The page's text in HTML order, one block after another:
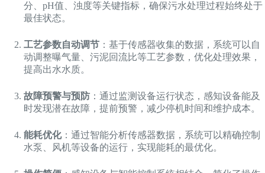
分、pH值、浊度等关键指标，确保污水处理过程始终处于
最佳状态。
工艺参数自动调节 ：基于传感器收集的数据，系统可以自
动调整曝气量、污泥回流比等工艺参数，优化处理效果，
提高出水水质。
故障预警与预防 ：通过监测设备运行状态，感知设备能及
时发现潜在故障，提前预警，减少停机时间和维护成本。
能耗优化：通过智能分析传感器数据，系统可以精确控制
水泵、风机等设备的运行，实现能耗的最优化。